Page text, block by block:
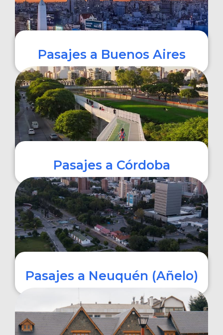
Pasajes a Buenos Aires
COMPRAR
Pasajes a Córdoba
COMPRAR
Pasajes a Neuquén (Añelo)
COMPRAR